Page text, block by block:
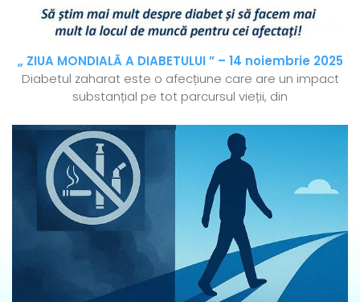
„ ZIUA MONDIALĂ A DIABETULUI ” – 14 noiembrie 2025
Diabetul zaharat este o afecțiune care are un impact
substanțial pe tot parcursul vieții, din